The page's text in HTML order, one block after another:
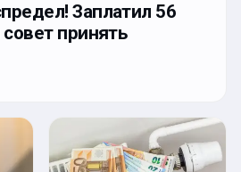
Заплатил 56
принять